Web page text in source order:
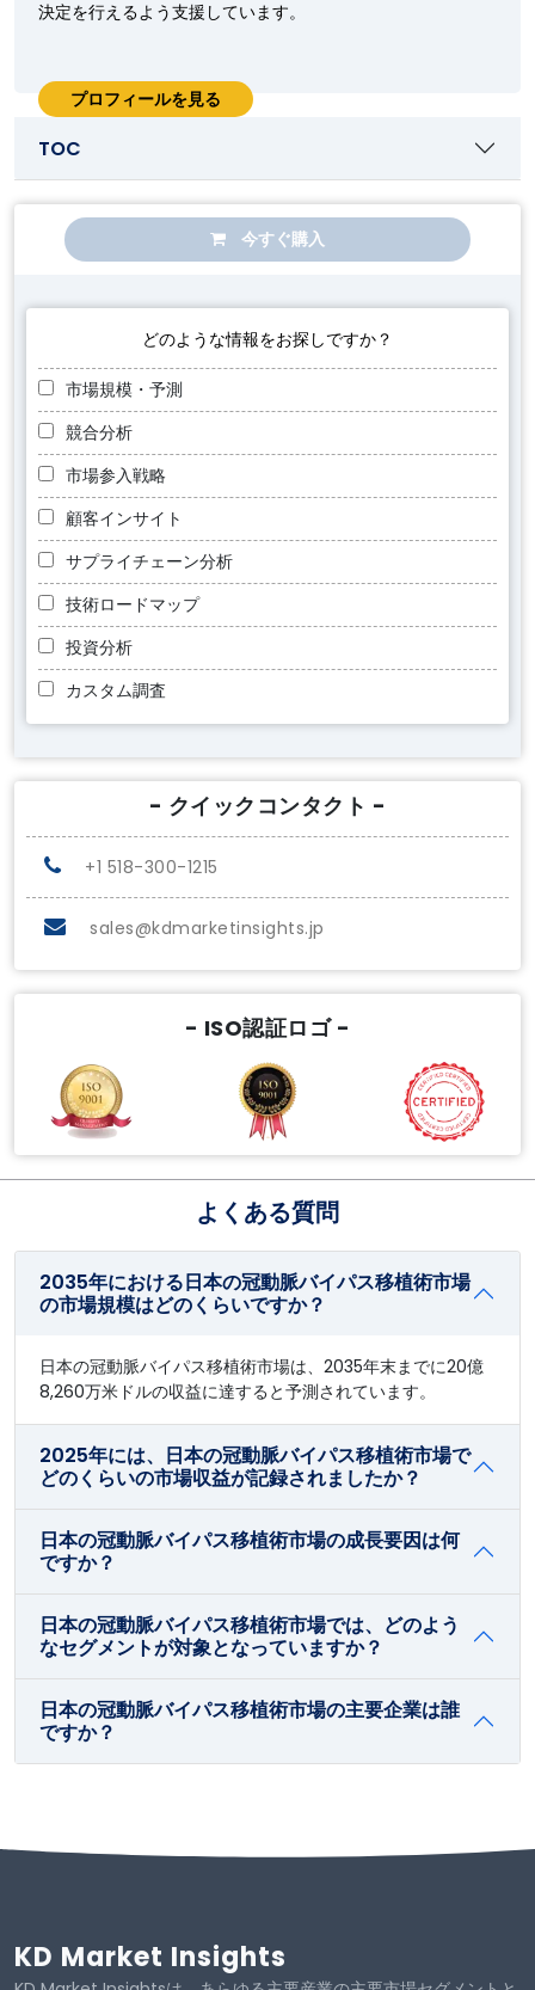
決定を行えるよう支援しています。
プロフィールを見る
TOC
今すぐ購入
どのような情報をお探しですか？
市場規模・予測
競合分析
市場参入戦略
顧客インサイト
サプライチェーン分析
技術ロードマップ
投資分析
カスタム調査
- クイックコンタクト -
+1 518-300-1215
sales@kdmarketinsights.jp
- ISO認証ロゴ -
よくある質問
2035年における日本の冠動脈バイパス移植術市場
の市場規模はどのくらいですか？
日本の冠動脈バイパス移植術市場は、2035年末までに20億
8,260万米ドルの収益に達すると予測されています。
2025年には、日本の冠動脈バイパス移植術市場で
どのくらいの市場収益が記録されましたか？
日本の冠動脈バイパス移植術市場の成長要因は何
ですか？
日本の冠動脈バイパス移植術市場では、どのよう
なセグメントが対象となっていますか？
日本の冠動脈バイパス移植術市場の主要企業は誰
ですか？
KD Market Insights